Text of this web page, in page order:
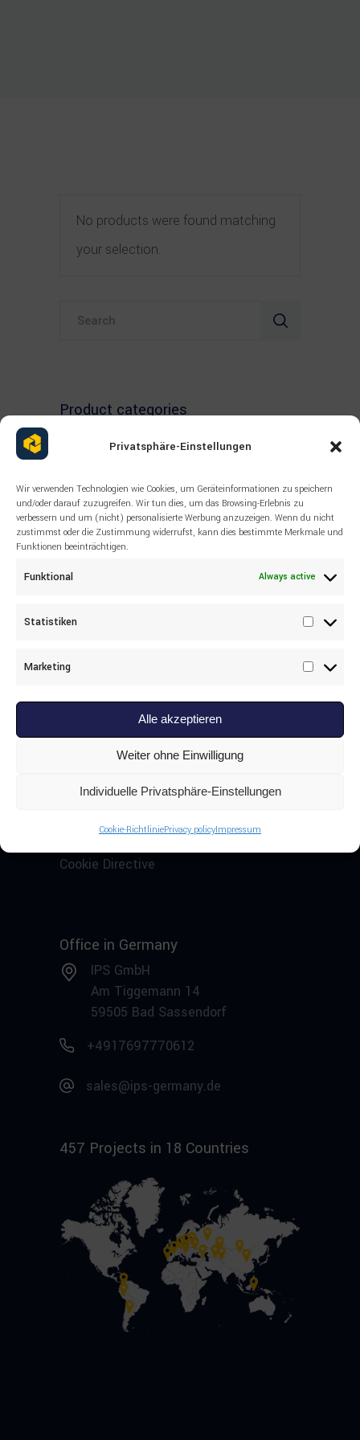
Privatsphäre-Einstellungen
Wir verwenden Technologien wie Cookies, um Geräteinformationen zu speichern
und/oder darauf zuzugreifen. Wir tun dies, um das Browsing-Erlebnis zu
verbessern und um (nicht) personalisierte Werbung anzuzeigen. Wenn du nicht
zustimmst oder die Zustimmung widerrufst, kann dies bestimmte Merkmale und
Funktionen beeinträchtigen.
Funktional Always active
Statistiken
Marketing
Alle akzeptieren
Weiter ohne Einwilligung
Individuelle Privatsphäre-Einstellungen
Cookie-RichtliniePrivacy policyImpressum
No products were found matching
your selection.
Product categories
Select A Category
Privacy policy
Cookie Directive
Office in Germany
IPS GmbH
Am Tiggemann 14
59505 Bad Sassendorf
+4917697770612
sales@ips-germany.de
457 Projects in 18 Countries